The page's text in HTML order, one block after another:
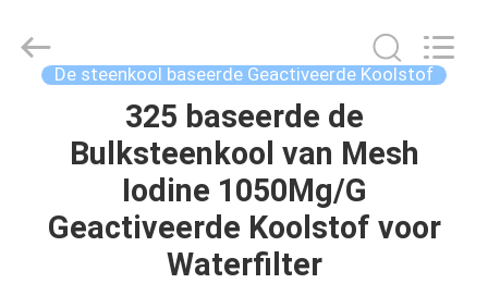
PRODUCTEN
Activated
Carbon
De steenkool baseerde Geactiveerde Koolstof
325 baseerde de
Bulksteenkool van Mesh
Iodine 1050Mg/G
Geactiveerde Koolstof voor
Waterfilter